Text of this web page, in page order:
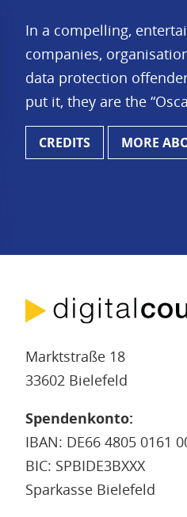
In a compelling,
companies,
data protection
put it, they are the
CREDITS MORE
Marktstraße 18
33602 Bielefeld
Spendenkonto:
IBAN: DE66 4805 0161
BIC: SPBIDE3BXXX
Sparkasse Bielefeld